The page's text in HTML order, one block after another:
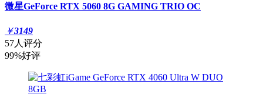
微星GeForce RTX 5060 8G GAMING TRIO OC
￥3149
57人评分
99%好评